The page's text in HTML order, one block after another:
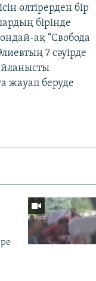
өлтірерден бір
бірінде
ақ “Свобода
7 сәуірде
жауап беруде